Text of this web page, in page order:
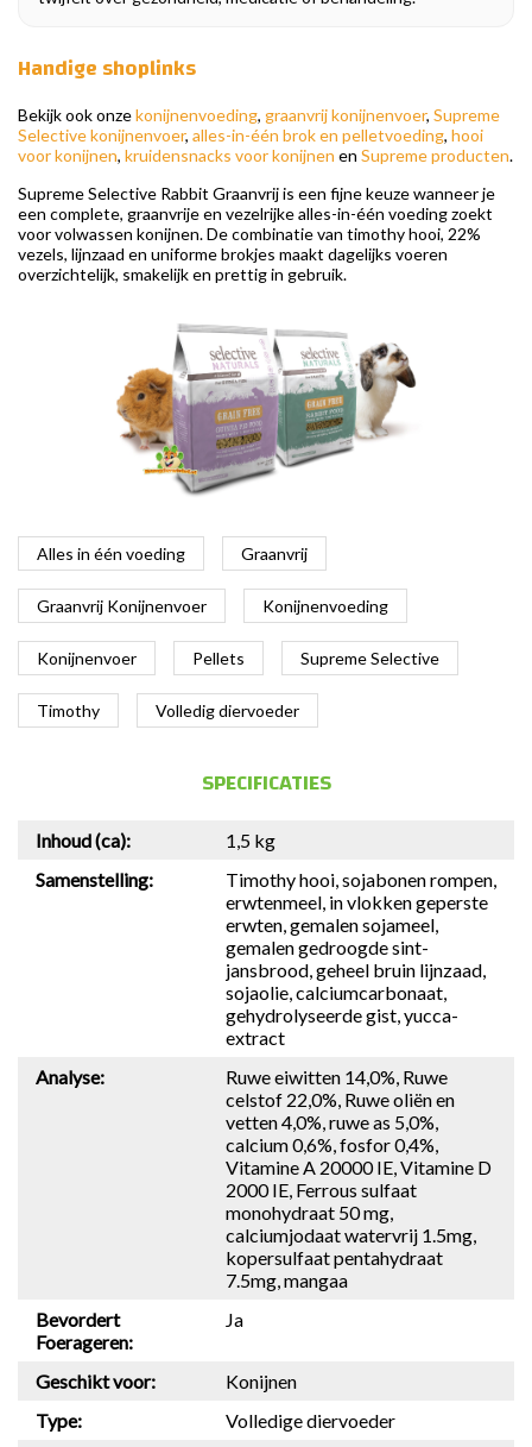
Handige shoplinks
Bekijk ook onzekonijnenvoeding, graanvrij konijnenvoer, Supreme
Selective konijnenvoer, alles-in-één brok en pelletvoeding, hooi
voor konijnen, kruidensnacks voor konijnen en Supreme producten.
Supreme Selective Rabbit Graanvrij is een fijne keuze wanneer je
een complete, graanvrije en vezelrijke alles-in-één voeding zoekt
voor volwassen konijnen. De combinatie van timothy hooi, 22%
vezels, lijnzaad en uniforme brokjes maakt dagelijks voeren
overzichtelijk, smakelijk en prettig in gebruik.
Alles in één voeding Graanvrij
Graanvrij Konijnenvoer Konijnenvoeding
Konijnenvoer Pellets Supreme Selective
Timothy Volledig diervoeder
SPECIFICATIES
Inhoud (ca):
1,5 kg
Samenstelling:
Timothy hooi, sojabonen rompen,
erwtenmeel, in vlokken geperste
erwten, gemalen sojameel,
gemalen gedroogde sint-
jansbrood, geheel bruin lijnzaad,
sojaolie, calciumcarbonaat,
gehydrolyseerde gist, yucca-
extract
Analyse:
Ruwe eiwitten 14,0%, Ruwe
celstof 22,0%, Ruwe oliën en
vetten 4,0%, ruwe as 5,0%,
calcium 0,6%, fosfor 0,4%,
Vitamine A 20000 IE, Vitamine D
2000 IE, Ferrous sulfaat
monohydraat 50 mg,
calciumjodaat watervrij 1.5mg,
kopersulfaat pentahydraat
7.5mg, mangaa
Bevordert
Foerageren:
Ja
Geschikt voor:
Konijnen
Type:
Volledige diervoeder